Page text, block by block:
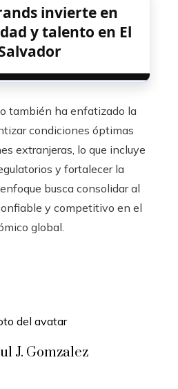
invierte en
y talento en El
también ha enfatizado la
condiciones óptimas
extranjeras, lo que incluye
y fortalecer la
busca consolidar al
y competitivo en el
global.
J. Gomzalez